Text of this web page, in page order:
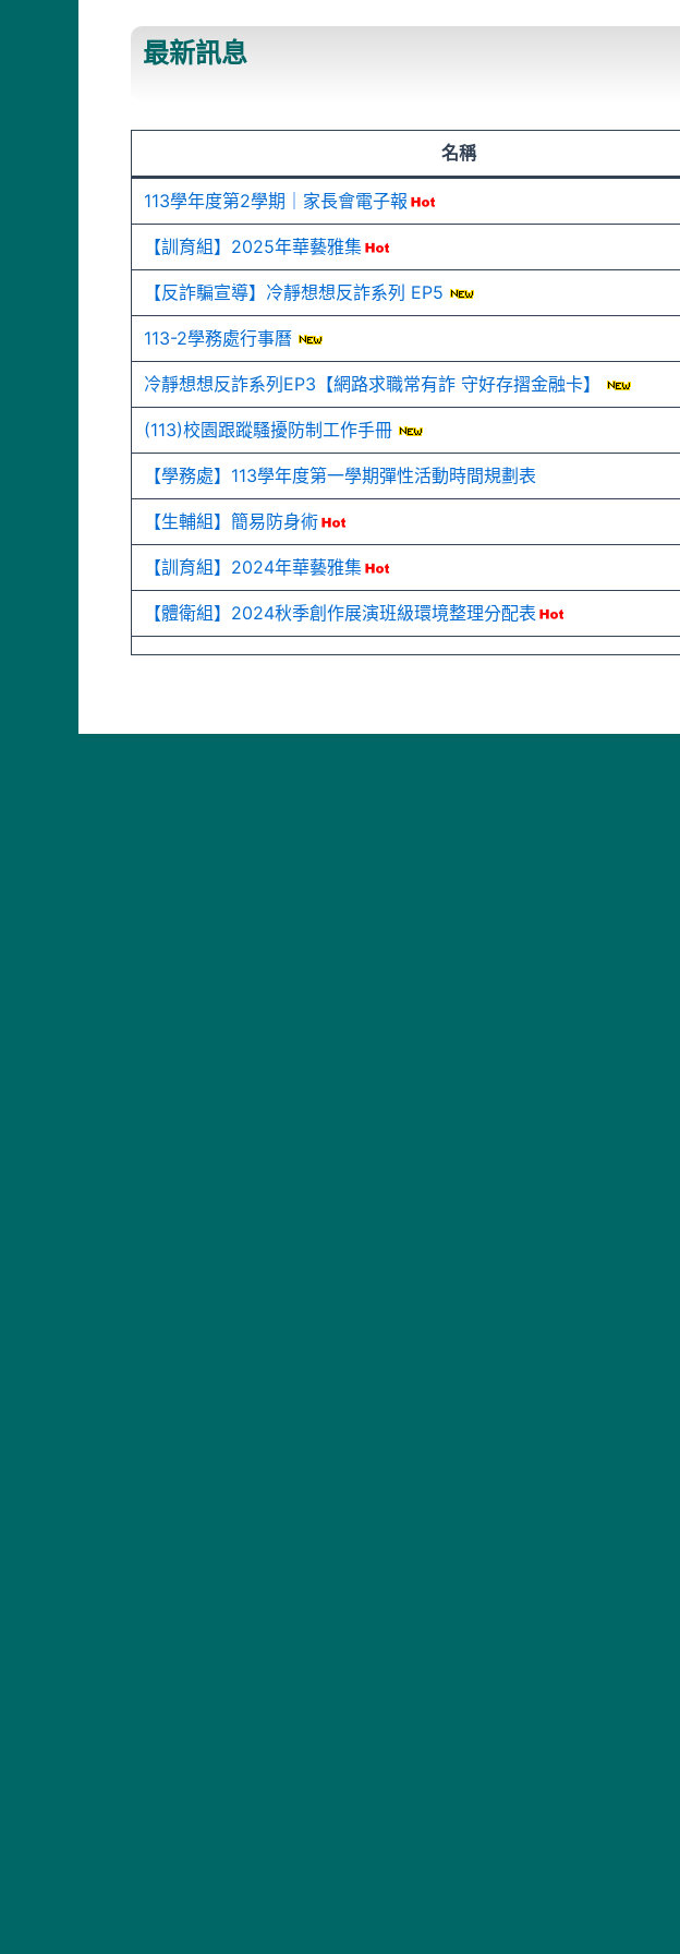
最新訊息
名稱
113學年度第2學期｜家長會電子報
【訓育組】2025年華藝雅集
【反詐騙宣導】冷靜想想反詐系列 EP5
113-2學務處行事曆
冷靜想想反詐系列EP3【網路求職常有詐 守好存摺金融卡】
(113)校園跟蹤騷擾防制工作手冊
【學務處】113學年度第一學期彈性活動時間規劃表
【生輔組】簡易防身術
【訓育組】2024年華藝雅集
【體衛組】2024秋季創作展演班級環境整理分配表